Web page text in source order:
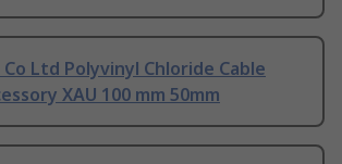
Ltd Polyvinyl Chloride Cable
XAU 100 mm 50mm